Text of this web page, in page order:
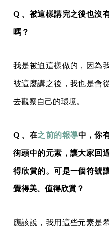
Q 、被這樣講完之後也沒
嗎？
我是被迫這樣做的，因為
被這麼講之後，我也是會
去觀察自己的環境。
Q 、在之前的報導中，你
街頭中的元素，讓大家回
得欣賞的。可是一個符號
覺得美、值得欣賞？
應該說，我用這些元素是